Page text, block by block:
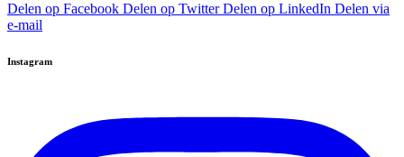
Delen op Facebook Delen op Twitter Delen op LinkedIn Delen via
e-mail
Instagram